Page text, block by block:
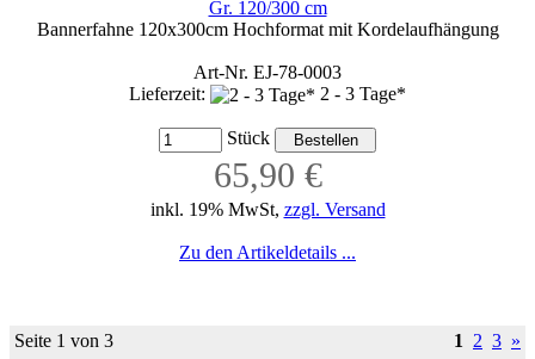
Gr. 120/300 cm
Bannerfahne 120x300cm Hochformat mit Kordelaufhängung
Art-Nr. EJ-78-0003
Lieferzeit:
2 - 3 Tage*
Stück
65,90 €
inkl. 19% MwSt, zzgl. Versand
Zu den Artikeldetails ...
Seite 1 von 3 1 2 3 »